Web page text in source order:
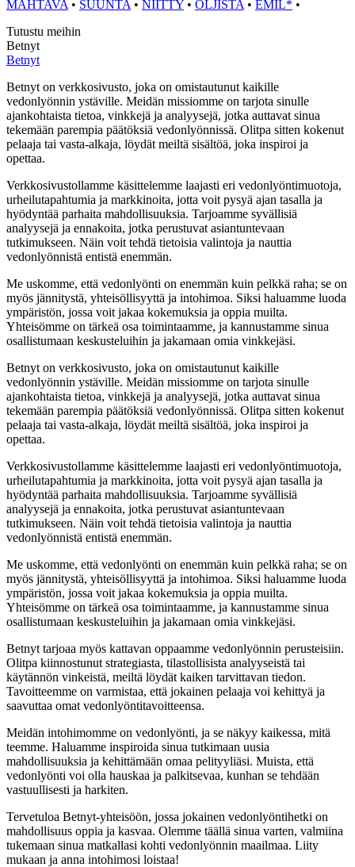
MAHTAVA • SUUNTA • NIITTY • OLJISTA • EMIL* •
Tutustu meihin
Betnyt
Betnyt
Betnyt on verkkosivusto, joka on omistautunut kaikille
vedonlyönnin ystäville. Meidän missiomme on tarjota sinulle
ajankohtaista tietoa, vinkkejä ja analyysejä, jotka auttavat sinua
tekemään parempia päätöksiä vedonlyönnissä. Olitpa sitten kokenut
pelaaja tai vasta-alkaja, löydät meiltä sisältöä, joka inspiroi ja
opettaa.
Verkkosivustollamme käsittelemme laajasti eri vedonlyöntimuotoja,
urheilutapahtumia ja markkinoita, jotta voit pysyä ajan tasalla ja
hyödyntää parhaita mahdollisuuksia. Tarjoamme syvällisiä
analyysejä ja ennakoita, jotka perustuvat asiantuntevaan
tutkimukseen. Näin voit tehdä tietoisia valintoja ja nauttia
vedonlyönnistä entistä enemmän.
Me uskomme, että vedonlyönti on enemmän kuin pelkkä raha; se on
myös jännitystä, yhteisöllisyyttä ja intohimoa. Siksi haluamme luoda
ympäristön, jossa voit jakaa kokemuksia ja oppia muilta.
Yhteisömme on tärkeä osa toimintaamme, ja kannustamme sinua
osallistumaan keskusteluihin ja jakamaan omia vinkkejäsi.
Betnyt on verkkosivusto, joka on omistautunut kaikille
vedonlyönnin ystäville. Meidän missiomme on tarjota sinulle
ajankohtaista tietoa, vinkkejä ja analyysejä, jotka auttavat sinua
tekemään parempia päätöksiä vedonlyönnissä. Olitpa sitten kokenut
pelaaja tai vasta-alkaja, löydät meiltä sisältöä, joka inspiroi ja
opettaa.
Verkkosivustollamme käsittelemme laajasti eri vedonlyöntimuotoja,
urheilutapahtumia ja markkinoita, jotta voit pysyä ajan tasalla ja
hyödyntää parhaita mahdollisuuksia. Tarjoamme syvällisiä
analyysejä ja ennakoita, jotka perustuvat asiantuntevaan
tutkimukseen. Näin voit tehdä tietoisia valintoja ja nauttia
vedonlyönnistä entistä enemmän.
Me uskomme, että vedonlyönti on enemmän kuin pelkkä raha; se on
myös jännitystä, yhteisöllisyyttä ja intohimoa. Siksi haluamme luoda
ympäristön, jossa voit jakaa kokemuksia ja oppia muilta.
Yhteisömme on tärkeä osa toimintaamme, ja kannustamme sinua
osallistumaan keskusteluihin ja jakamaan omia vinkkejäsi.
Betnyt tarjoaa myös kattavan oppaamme vedonlyönnin perusteisiin.
Olitpa kiinnostunut strategiasta, tilastollisista analyyseistä tai
käytännön vinkeistä, meiltä löydät kaiken tarvittavan tiedon.
Tavoitteemme on varmistaa, että jokainen pelaaja voi kehittyä ja
saavuttaa omat vedonlyöntitavoitteensa.
Meidän intohimomme on vedonlyönti, ja se näkyy kaikessa, mitä
teemme. Haluamme inspiroida sinua tutkimaan uusia
mahdollisuuksia ja kehittämään omaa pelityyliäsi. Muista, että
vedonlyönti voi olla hauskaa ja palkitsevaa, kunhan se tehdään
vastuullisesti ja harkiten.
Tervetuloa Betnyt-yhteisöön, jossa jokainen vedonlyöntihetki on
mahdollisuus oppia ja kasvaa. Olemme täällä sinua varten, valmiina
tukemaan sinua matkallasi kohti vedonlyönnin maailmaa. Liity
mukaan ja anna intohimosi loistaa!